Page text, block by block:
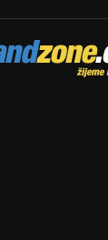
hudbou